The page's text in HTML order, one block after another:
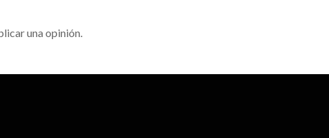
una opinión.